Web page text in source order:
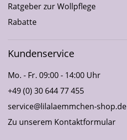
Ratgeber zur Wollpflege
Rabatte
Kundenservice
Mo. - Fr. 09:00 - 14:00 Uhr
+49 (0) 30 644 77 455
service@lilalaemmchen-shop.de
Zu unserem Kontaktformular